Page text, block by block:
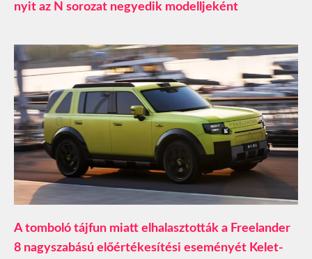
nyit az N sorozat negyedik modelljeként
A tomboló tájfun miatt elhalasztották a Freelander
8 nagyszabású előértékesítési eseményét Kelet-